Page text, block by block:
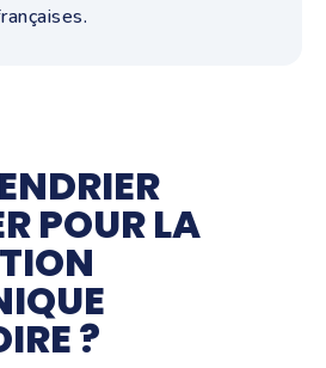
POUR LA
?